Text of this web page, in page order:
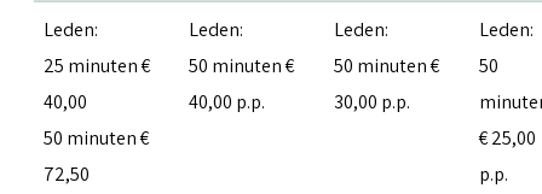
Leden:
25 minuten €
40,00
50 minuten €
72,50
Leden:
50 minuten €
40,00 p.p.
Leden:
50 minuten €
30,00 p.p.
Leden:
50
€ 25,00
p.p.